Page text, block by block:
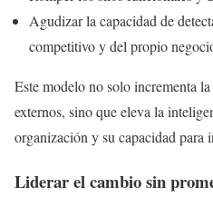
Agudizar la capacidad de
competitivo y del propio
Este modelo no solo incrementa
externos, sino que eleva la
organización y su capacidad para
Liderar el cambio sin